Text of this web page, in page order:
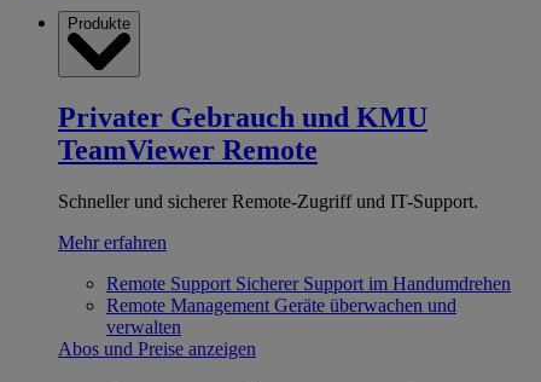
Produkte
Privater Gebrauch und KMU
TeamViewer Remote
Schneller und sicherer Remote-Zugriff und IT-Support.
Mehr erfahren
Remote Support Sicherer Support im Handumdrehen
Remote Management Geräte überwachen und
verwalten
Abos und Preise anzeigen